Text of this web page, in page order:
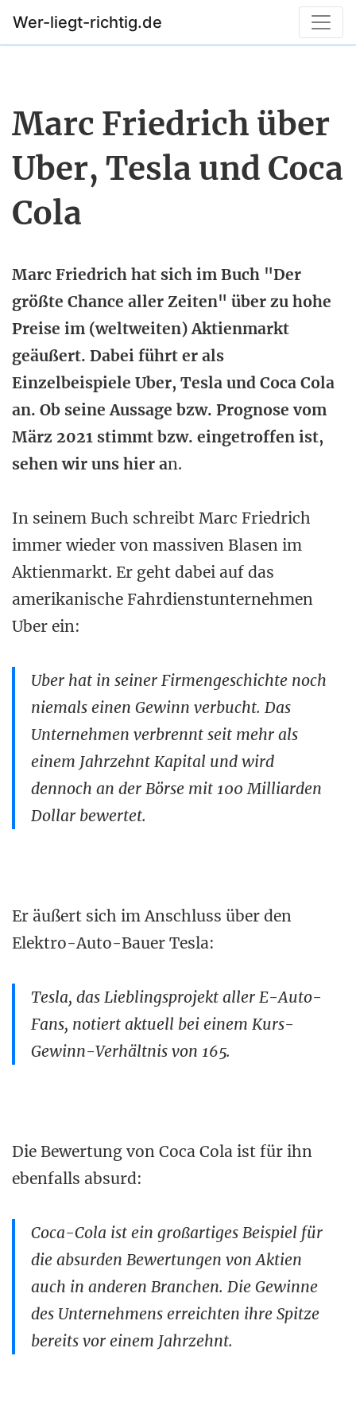
Wer-liegt-richtig.de
Marc Friedrich über
Uber, Tesla und Coca
Cola
Marc Friedrich hat sich im Buch "Der
größte Chance aller Zeiten" über zu hohe
Preise im (weltweiten) Aktienmarkt
geäußert. Dabei führt er als
Einzelbeispiele Uber, Tesla und Coca Cola
an. Ob seine Aussage bzw. Prognose vom
März 2021 stimmt bzw. eingetroffen ist,
sehen wir uns hier an.
In seinem Buch schreibt Marc Friedrich
immer wieder von massiven Blasen im
Aktienmarkt. Er geht dabei auf das
amerikanische Fahrdienstunternehmen
Uber ein:
Uber hat in seiner Firmengeschichte noch
niemals einen Gewinn verbucht. Das
Unternehmen verbrennt seit mehr als
einem Jahrzehnt Kapital und wird
dennoch an der Börse mit 100 Milliarden
Dollar bewertet.
Er äußert sich im Anschluss über den
Elektro-Auto-Bauer Tesla:
Tesla, das Lieblingsprojekt aller E-Auto-
Fans, notiert aktuell bei einem Kurs-
Gewinn-Verhältnis von 165.
Die Bewertung von Coca Cola ist für ihn
ebenfalls absurd:
Coca-Cola ist ein großartiges Beispiel für
die absurden Bewertungen von Aktien
auch in anderen Branchen. Die Gewinne
des Unternehmens erreichten ihre Spitze
bereits vor einem Jahrzehnt.